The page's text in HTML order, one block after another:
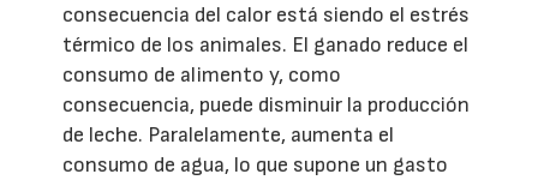
consecuencia del calor está siendo el estrés
térmico de los animales. El ganado reduce el
consumo de alimento y, como
consecuencia, puede disminuir la producción
de leche. Paralelamente, aumenta el
consumo de agua, lo que supone un gasto